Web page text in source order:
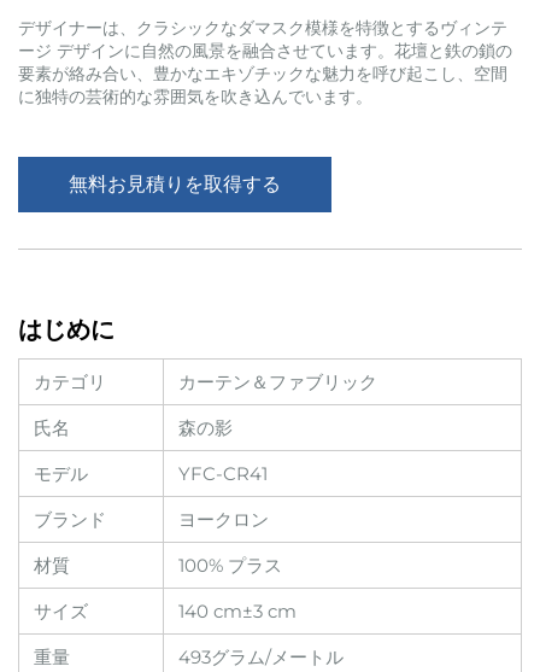
デザイナーは、クラシックなダマスク模様を特徴とするヴィンテ
ージ デザインに自然の風景を融合させています。花壇と鉄の鎖の
要素が絡み合い、豊かなエキゾチックな魅力を呼び起こし、空間
に独特の芸術的な雰囲気を吹き込んでいます。
無料お見積りを取得する
はじめに
カテゴリ
カーテン＆ファブリック
氏名
森の影
モデル
YFC-CR41
ブランド
ヨークロン
材質
100% プラス
サイズ
140 cm±3 cm
重量
493グラム/メートル